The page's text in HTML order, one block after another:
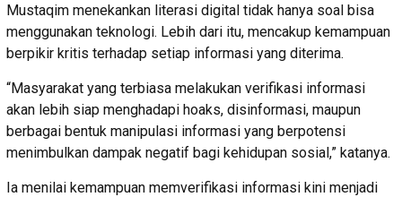
Mustaqim menekankan literasi digital tidak hanya soal bisa
menggunakan teknologi. Lebih dari itu, mencakup kemampuan
berpikir kritis terhadap setiap informasi yang diterima.
“Masyarakat yang terbiasa melakukan verifikasi informasi
akan lebih siap menghadapi hoaks, disinformasi, maupun
berbagai bentuk manipulasi informasi yang berpotensi
menimbulkan dampak negatif bagi kehidupan sosial,” katanya.
Ia menilai kemampuan memverifikasi informasi kini menjadi